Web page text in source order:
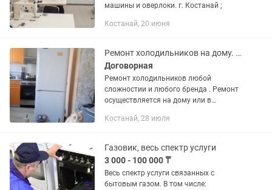
машины и оверлоки. г. Костанай ;
Костанай, 20 июня
Ремонт холодильников на дому. Недорого.
Договорная
Ремонт холодильников любой
сложностии и любого бренда . Ремонт
осуществляется на дому или в
сложности.Оригинальные запчасти.
нас....
Костанай, 28 июля
Газовик, весь спектр услуги
3 000 - 100 000 ₸
Весь спектр услуги связанных с
бытовым газом. В том числе: